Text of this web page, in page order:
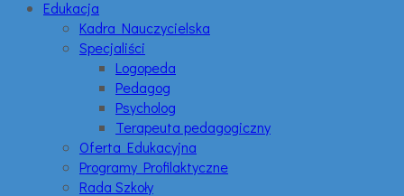
Edukacja
Kadra Nauczycielska
Specjaliści
Logopeda
Pedagog
Psycholog
Terapeuta pedagogiczny
Oferta Edukacyjna
Programy Profilaktyczne
Rada Szkoły